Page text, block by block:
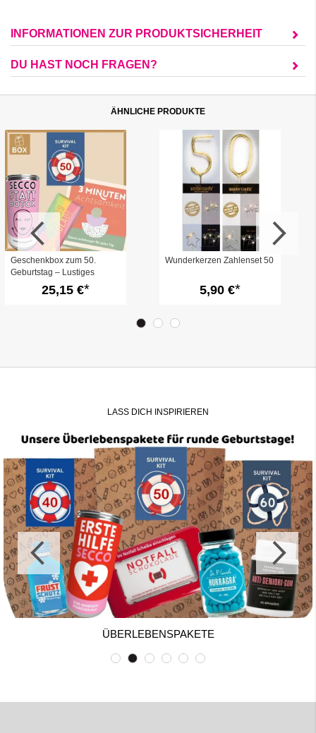
INFORMATIONEN ZUR PRODUKTSICHERHEIT
DU HAST NOCH FRAGEN?
ÄHNLICHE PRODUKTE
Geschenkbox zum 50.
Geburtstag – Lustiges
Überlebenspaket (Set 6)
25,15 €
Wunderkerzen Zahlenset 50
5,90 €
LASS DICH INSPIRIEREN
ÜBERLEBENSPAKETE